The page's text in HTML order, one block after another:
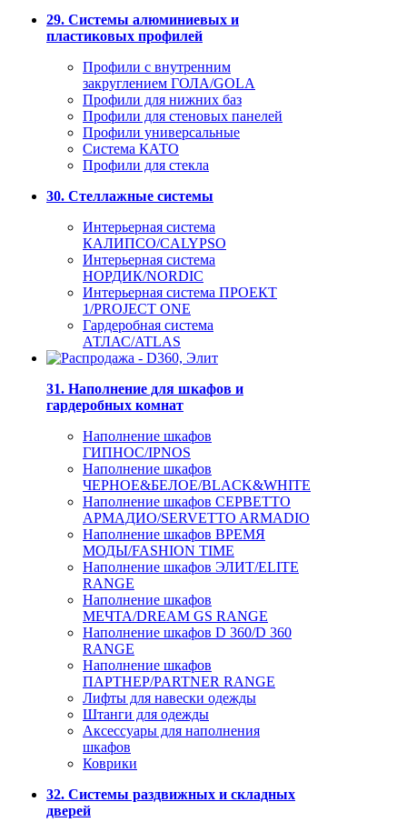
29. Системы алюминиевых и
пластиковых профилей
Профили с внутренним
закруглением ГОЛА/GOLA
Профили для нижних баз
Профили для стеновых панелей
Профили универсальные
Система КАТО
Профили для стекла
30. Стеллажные системы
Интерьерная система
КАЛИПСО/CALYPSO
Интерьерная система
НОРДИК/NORDIC
Интерьерная система ПРОЕКТ
1/PROJECT ONE
Гардеробная система
АТЛАС/ATLAS
31. Наполнение для шкафов и
гардеробных комнат
Наполнение шкафов
ГИПНОС/IPNOS
Наполнение шкафов
ЧЕРНОЕ&БЕЛОЕ/BLACK&WHITE
Наполнение шкафов СЕРВЕТТО
АРМАДИО/SERVETTO ARMADIO
Наполнение шкафов ВРЕМЯ
МОДЫ/FASHION TIME
Наполнение шкафов ЭЛИТ/ELITE
RANGE
Наполнение шкафов
МЕЧТА/DREAM GS RANGE
Наполнение шкафов D 360/D 360
RANGE
Наполнение шкафов
ПАРТНЕР/PARTNER RANGE
Лифты для навески одежды
Штанги для одежды
Аксессуары для наполнения
шкафов
Коврики
32. Системы раздвижных и складных
дверей